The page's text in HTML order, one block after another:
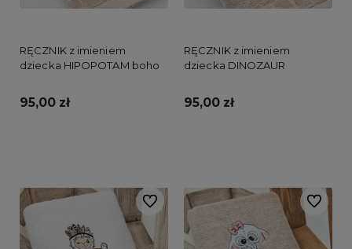
RĘCZNIK z imieniem
dziecka HIPOPOTAM boho
95,00 zł
RĘCZNIK z imieniem
dziecka DINOZAUR
95,00 zł
Do ulubionych Do